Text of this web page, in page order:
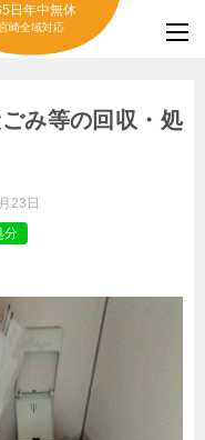
日年中無休
崎全域対応
み等の回収・処
23日
分